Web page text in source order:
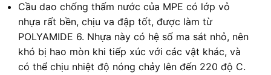
Cầu dao chống thấm nước của MPE có lớp vỏ
nhựa rất bền, chịu va đập tốt, được làm từ
POLYAMIDE 6. Nhựa này có hệ số ma sát nhỏ, nên
khó bị hao mòn khi tiếp xúc với các vật khác, và
có thể chịu nhiệt độ nóng chảy lên đến 220 độ C.